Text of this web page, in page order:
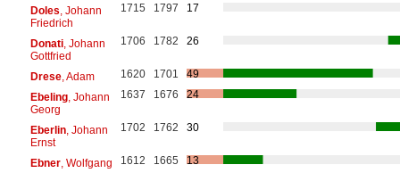
Doles , Johann
Friedrich
1715 1797 17
Donati, Johann
Gottfried
1706 1782 26
Drese, Adam 1620 1701
49
Ebeling, Johann
Georg
1637 1676 24
Eberlin, Johann
Ernst
1702 1762 30
Ebner, Wolfgang 1612 1665
13